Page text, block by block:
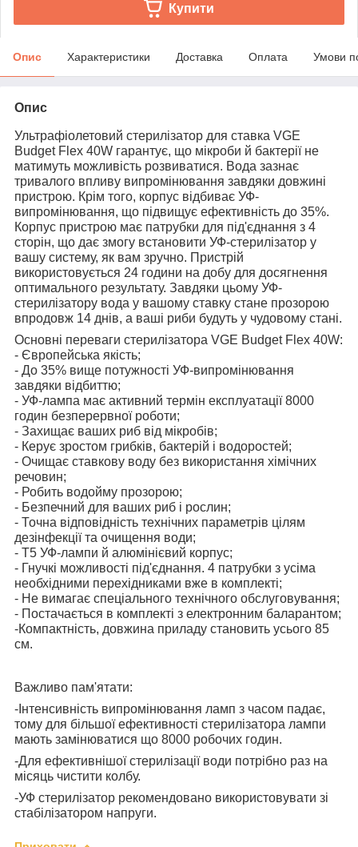
Купити
Опис Характеристики Доставка Оплата Умови
Опис
Ультрафіолетовий стерилізатор для ставка VGE
Budget Flex 40W гарантує, що мікроби й бактерії не
матимуть можливість розвиватися. Вода зазнає
тривалого впливу випромінювання завдяки довжині
пристрою. Крім того, корпус відбиває УФ-
випромінювання, що підвищує ефективність до 35%.
Корпус пристрою має патрубки для під'єднання з 4
сторін, що дає змогу встановити УФ-стерилізатор у
вашу систему, як вам зручно. Пристрій
використовується 24 години на добу для досягнення
оптимального результату. Завдяки цьому УФ-
стерилізатору вода у вашому ставку стане прозорою
впродовж 14 днів, а ваші риби будуть у чудовому стані.
Основні переваги стерилізатора VGE Budget Flex 40W:
- Європейська якість;
- До 35% вище потужності УФ-випромінювання
завдяки відбиттю;
- УФ-лампа має активний термін експлуатації 8000
годин безперервної роботи;
- Захищає ваших риб від мікробів;
- Керує зростом грибків, бактерій і водоростей;
- Очищає ставкову воду без використання хімічних
речовин;
- Робить водойму прозорою;
- Безпечний для ваших риб і рослин;
- Точна відповідність технічних параметрів цілям
дезінфекції та очищення води;
- T5 УФ-лампи й алюмінієвий корпус;
- Гнучкі можливості під'єднання. 4 патрубки з усіма
необхідними перехідниками вже в комплекті;
- Не вимагає спеціального технічного обслуговування;
- Постачається в комплекті з електронним баларантом;
-Компактність, довжина приладу становить усього 85
см.
Важливо пам'ятати:
-Інтенсивність випромінювання ламп з часом падає,
тому для більшої ефективності стерилізатора лампи
мають замінюватися що 8000 робочих годин.
-Для ефективнішої стерилізації води потрібно раз на
місяць чистити колбу.
-УФ стерилізатор рекомендовано використовувати зі
стабілізатором напруги.